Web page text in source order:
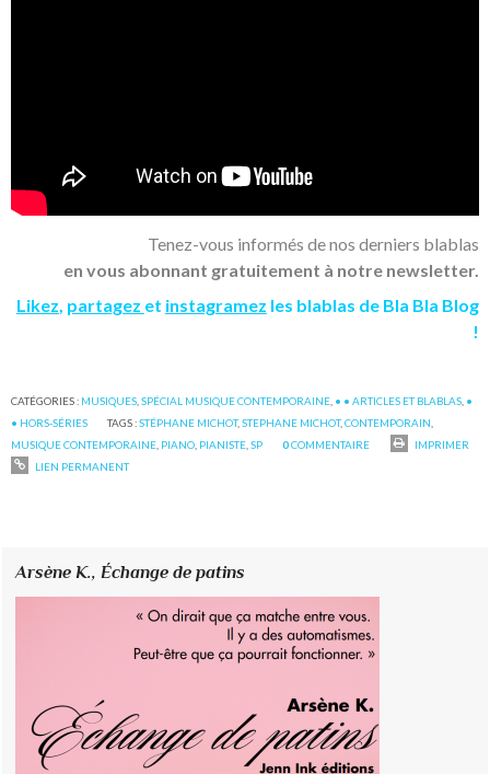
Tenez-vous informés de nos derniers blablas
en vous abonnant gratuitement à notre newsletter.
Likez, partagez et instagramez les blablas de Bla Bla Blog
!
CATÉGORIES : MUSIQUES ,SPÉCIAL MUSIQUE CONTEMPORAINE • • ARTICLES ET BLABLAS •
• HORS-SÉRIES
TAGS :STÉPHANE MICHOT,STEPHANE MICHOT,CONTEMPORAIN
MUSIQUE CONTEMPORAINE PIANO PIANISTE ,SP 0COMMENTAIRE
IMPRIMER
LIEN PERMANENT
Arsène K.,Échange de patins